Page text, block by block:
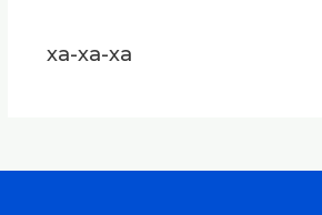
ха-ха-ха